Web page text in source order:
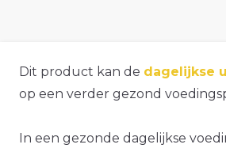
Dit product kan de dagelijkse
op een verder gezond
In een gezonde dagelijkse